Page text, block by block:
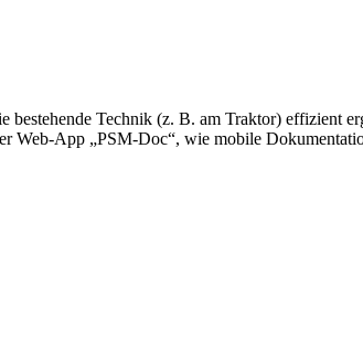
Technik (z. B. am Traktor) effizient
Web-App „PSM-Doc“, wie mobile